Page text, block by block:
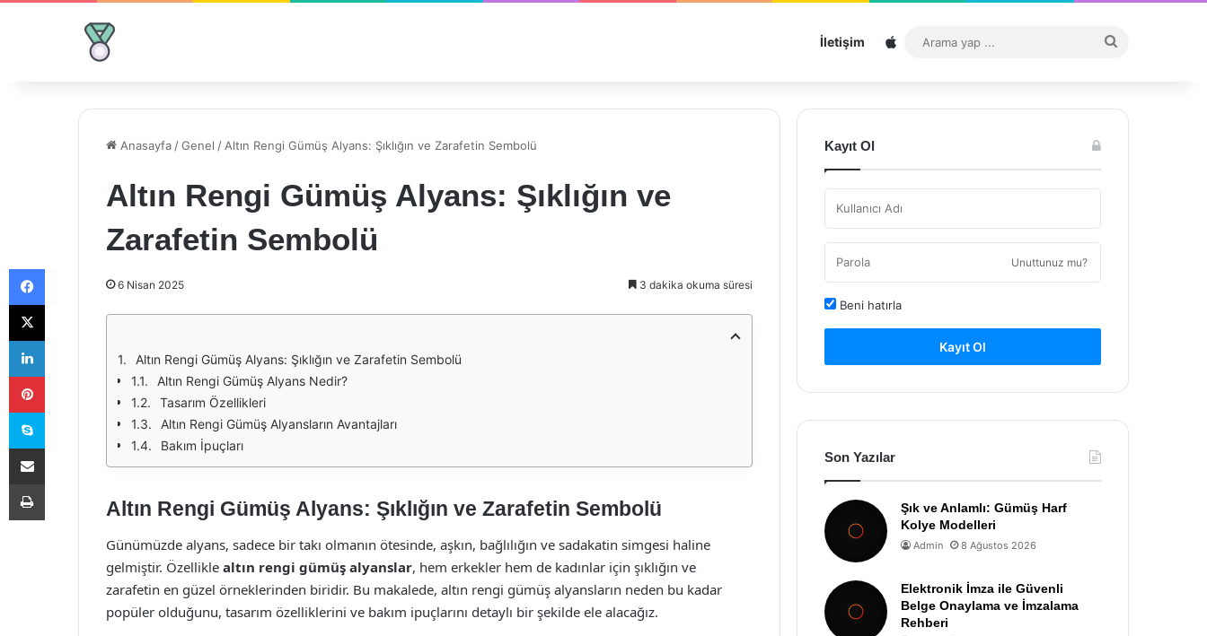
İletişim Sitemap
...
Anasayfa /Genel / Altın Rengi Gümüş Alyans: Şıklığın ve Zarafetin Sembolü
Altın Rengi Gümüş Alyans: Şıklığın ve
Zarafetin Sembolü
6 Nisan 2025 3 dakika okuma süresi
Altın Rengi Gümüş Alyans: Şıklığın ve Zarafetin Sembolü
Altın Rengi Gümüş Alyans Nedir?
Tasarım Özellikleri
Altın Rengi Gümüş Alyansların Avantajları
Bakım İpuçları
Altın Rengi Gümüş Alyans: Şıklığın ve Zarafetin Sembolü
Günümüzde alyans, sadece bir takı olmanın ötesinde, aşkın, bağlılığın ve sadakatin simgesi haline
gelmiştir. Özellikle altın rengi gümüş alyanslar, hem erkekler hem de kadınlar için şıklığın ve
zarafetin en güzel örneklerinden biridir. Bu makalede, altın rengi gümüş alyansların neden bu kadar
popüler olduğunu, tasarım özelliklerini ve bakım ipuçlarını detaylı bir şekilde ele alacağız.
Kayıt Ol
Unuttunuz mu?
Beni hatırla
Kayıt Ol
Son Yazılar
Şık ve Anlamlı: Gümüş Harf
Kolye Modelleri
Admin 8 Ağustos 2026
Elektronik İmza ile Güvenli
Belge Onaylama ve İmzalama
Rehberi
Facebook
X
LinkedIn
Pinterest
Skype
E-Posta ile paylaş